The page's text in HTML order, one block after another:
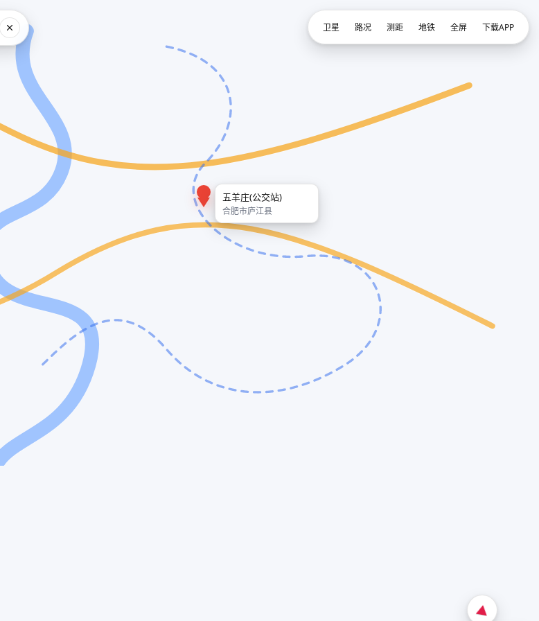
五羊庄(公交站)
合肥市庐江县
卫星 路况 测距 地铁 全屏 下载APP